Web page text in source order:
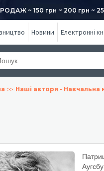
~ 150 грн ~ 200 грн ~
Новини Електронні
Наші автори - Навчальна